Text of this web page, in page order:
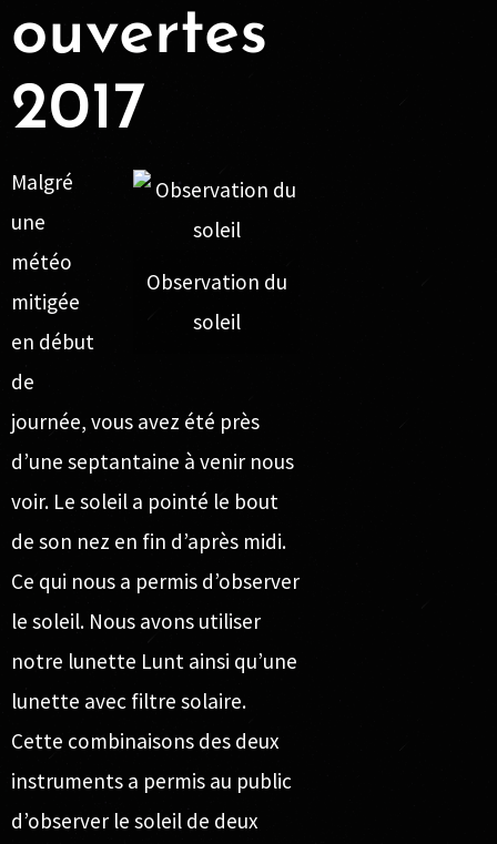
ouvertes
2017
Observation du
soleil
Malgré
une
météo
mitigée
en début
de
journée, vous avez été près
d’une septantaine à venir nous
voir. Le soleil a pointé le bout
de son nez en fin d’après midi.
Ce qui nous a permis d’observer
le soleil. Nous avons utiliser
notre lunette Lunt ainsi qu’une
lunette avec filtre solaire.
Cette combinaisons des deux
instruments a permis au public
d’observer le soleil de deux